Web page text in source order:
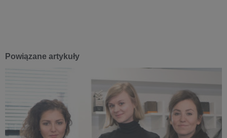
Powiązane artykuły